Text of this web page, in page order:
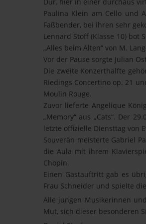
Dur, hier in einer durchaus
Paulina Klein am Cello und
Faßbender, bei ihren sehr
Lennard Stoff (Klasse 10) bot
„Alles beim Alten“ von M.
Vor der Pause sorgte Julian
Die zweite Konzerthälfte
Riedings Concertino op. 21
Moulin Rouge.
Zuvor lieferte Angelique
„Memory“ aus „Cats“. Der
letzte offizielle Diensttag von
Souverän meisterte Gabriel
die Aula mit ihrem
Chopin.
Einen Gastauftritt gab es
Frau Schneider und spielte
Alle jungen Musikerinnen
Mut, sich dieser besonderen